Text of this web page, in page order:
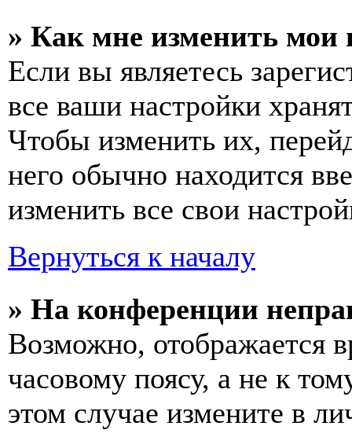
» Как мне изменить мои
Если вы являетесь
все ваши настройки
Чтобы изменить их,
него обычно находится
изменить все свои
Вернуться к началу
» На конференции
Возможно, отображается
часовому поясу, а не к
этом случае измените в